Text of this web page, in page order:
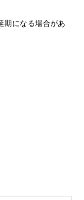
期になる場合があ